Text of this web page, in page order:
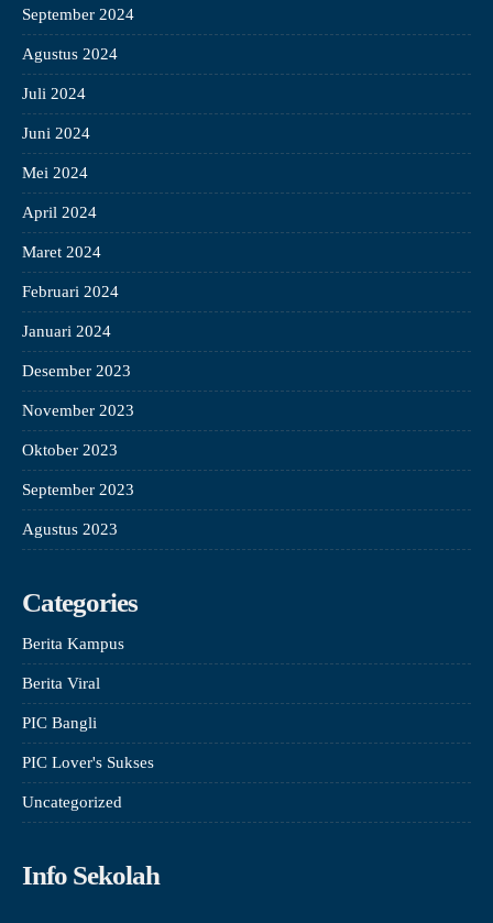
September 2024
Agustus 2024
Juli 2024
Juni 2024
Mei 2024
April 2024
Maret 2024
Februari 2024
Januari 2024
Desember 2023
November 2023
Oktober 2023
September 2023
Agustus 2023
Categories
Berita Kampus
Berita Viral
PIC Bangli
PIC Lover's Sukses
Uncategorized
Info Sekolah